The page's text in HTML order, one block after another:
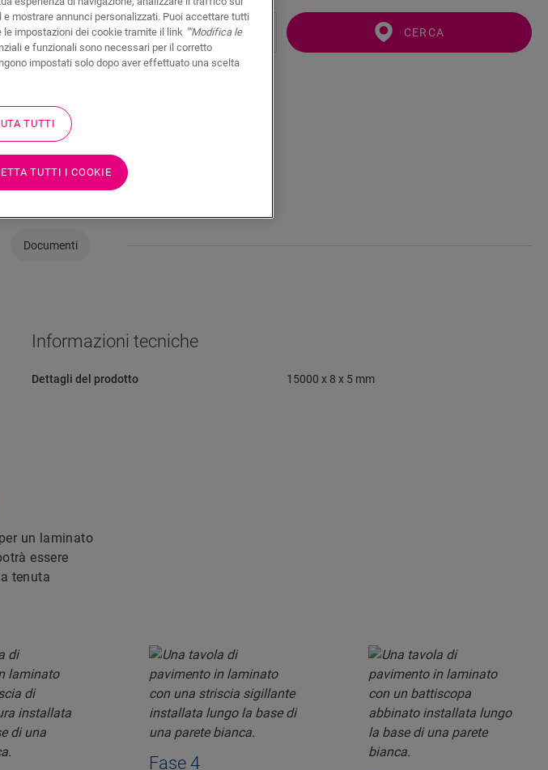
CERCA
Documenti
Informazioni tecniche
Dettagli del prodotto 15000 x 8 x 5 mm
un laminato
essere
tenuta
Fase 4
mostrare annunci personalizzati. Puoi accettare tutti
impostazioni dei cookie tramite il link ""Modifica le
e funzionali sono necessari per il corretto
impostati solo dopo aver effettuato una scelta
TUTTI
TUTTI I COOKIE